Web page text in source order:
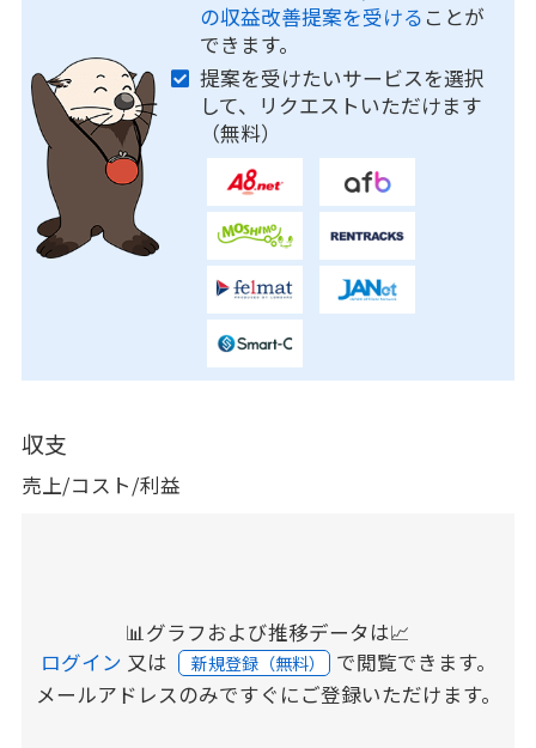
の収益改善提案を受ける ことが
できます。
提案を受けたいサービスを選択
して、リクエストいただけます
（無料）
収支
売上/コスト/利益
📊グラフおよび推移データは📈
ログイン 又は 新規登録（無料） で閲覧できます。
メールアドレスのみですぐにご登録いただけます。